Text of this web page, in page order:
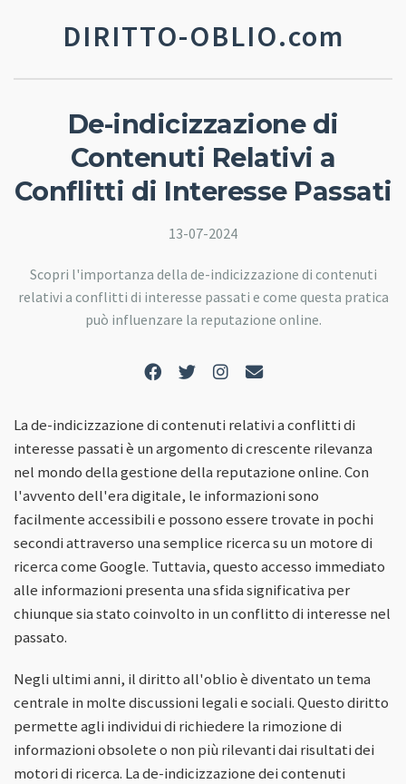
DIRITTO-OBLIO.com
De-indicizzazione di
Contenuti Relativi a
Conflitti di Interesse Passati
13-07-2024
Scopri l'importanza della de-indicizzazione di contenuti
relativi a conflitti di interesse passati e come questa pratica
può influenzare la reputazione online.
La de-indicizzazione di contenuti relativi a conflitti di
interesse passati è un argomento di crescente rilevanza
nel mondo della gestione della reputazione online. Con
l'avvento dell'era digitale, le informazioni sono
facilmente accessibili e possono essere trovate in pochi
secondi attraverso una semplice ricerca su un motore di
ricerca come Google. Tuttavia, questo accesso immediato
alle informazioni presenta una sfida significativa per
chiunque sia stato coinvolto in un conflitto di interesse nel
passato.
Negli ultimi anni, il diritto all'oblio è diventato un tema
centrale in molte discussioni legali e sociali. Questo diritto
permette agli individui di richiedere la rimozione di
informazioni obsolete o non più rilevanti dai risultati dei
motori di ricerca. La de-indicizzazione dei contenuti